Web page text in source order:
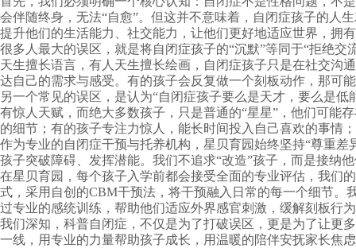
会伴随终身，无法“自愈”。但这并不意味着，自闭症孩子的
提升他们的生活能力、社交能力，让他们更好地适应世界，拥
很多人最大的误区，就是将自闭症孩子的“沉默”等同于“拒绝
天生擅长语言，有人天生擅长绘画，自闭症孩子只是在社交沟
达自己的需求与感受。有的孩子会反复做一个刻板动作，那可
另一个常见的误区，是认为“自闭症孩子要么是天才，要么是
有惊人天赋，而绝大多数孩子，只是普通的“星星”，他们可
的细节；有的孩子专注力惊人，能长时间投入自己喜欢的事情
作为专业的自闭症干预与托养机构，星贝育园始终坚持“尊重
孩子突破障碍、发挥潜能。我们不追求“改造”孩子，而是接纳
在星贝育园，每个孩子入学前都会接受全面的专业评估，我们
式，采用自创的CBM干预法，将干预融入日常的每一个细节
过专业的感统训练，帮助他们适应外界感官刺激，缓解刻板行
我们深知，科普自闭症，不仅是为了打破误区，更是为了让更
一线，用专业的力量帮助孩子成长，用温暖的陪伴安抚家长焦